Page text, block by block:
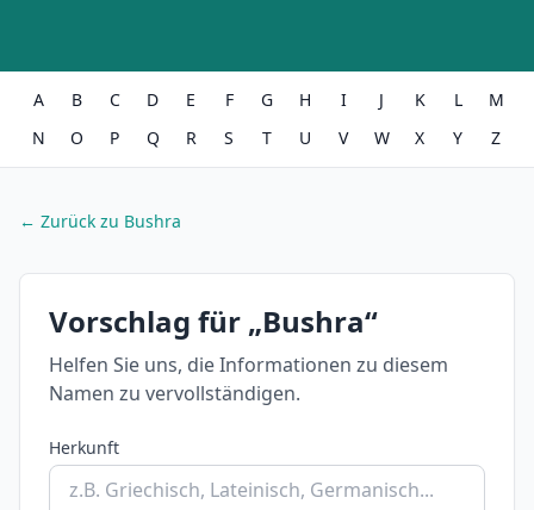
A B C D E F G H I J K L
M
N
O P Q R S T U V W X Y Z
← Zurück zu Bushra
Vorschlag für „Bushra“
Helfen Sie uns, die Informationen zu diesem
Namen zu vervollständigen.
Herkunft